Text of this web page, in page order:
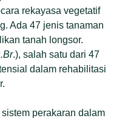
rekayasa vegetatif
Ada 47 jenis tanaman
tanah longsor.
.), salah satu dari 47
dalam rehabilitasi
perakaran dalam